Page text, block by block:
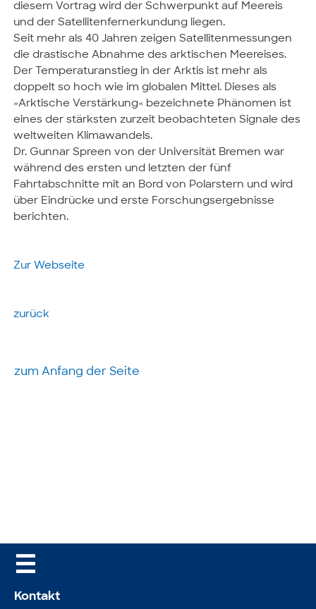
diesem Vortrag wird der Schwerpunkt auf Meereis
und der Satellitenfernerkundung liegen.
Seit mehr als 40 Jahren zeigen Satellitenmessungen
die drastische Abnahme des arktischen Meereises.
Der Temperaturanstieg in der Arktis ist mehr als
doppelt so hoch wie im globalen Mittel. Dieses als
»Arktische Verstärkung« bezeichnete Phänomen ist
eines der stärksten zurzeit beobachteten Signale des
weltweiten Klimawandels.
Dr. Gunnar Spreen von der Universität Bremen war
während des ersten und letzten der fünf
Fahrtabschnitte mit an Bord von Polarstern und wird
über Eindrücke und erste Forschungsergebnisse
berichten.
Zur Webseite
zurück
zum Anfang der Seite
☰
Kontakt